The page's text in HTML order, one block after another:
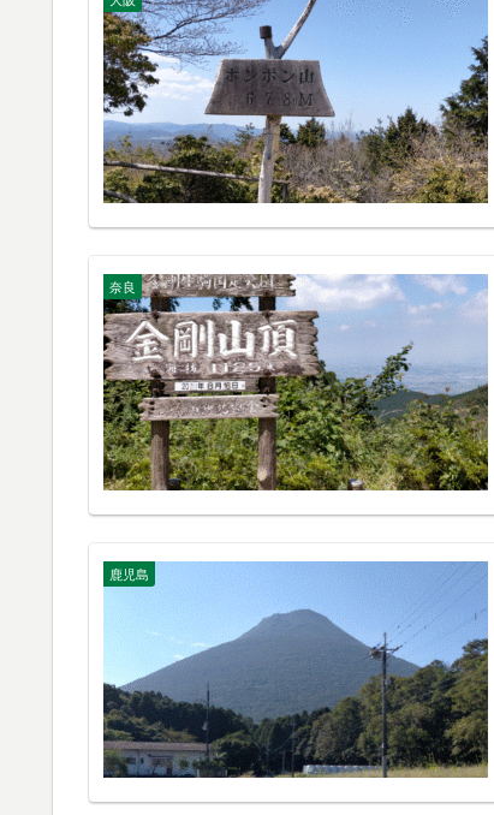
奈良
鹿児島